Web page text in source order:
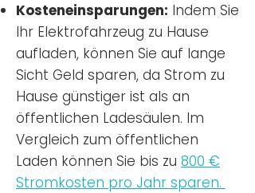
Kosteneinsparungen: Indem Sie
Ihr Elektrofahrzeug zu Hause
aufladen, können Sie auf lange
Sicht Geld sparen, da Strom zu
Hause günstiger ist als an
öffentlichen Ladesäulen. Im
Vergleich zum öffentlichen
Laden können Sie bis zu 800 €
Stromkosten pro Jahr sparen.